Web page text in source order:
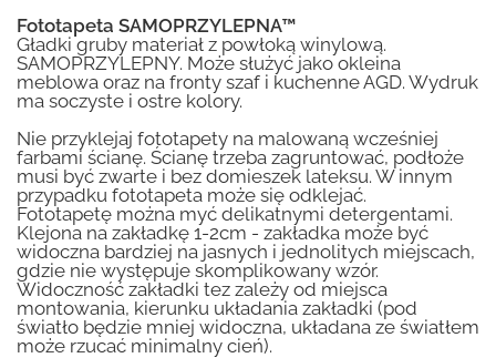
Fototapeta SAMOPRZYLEPNA™
Gładki gruby materiał z powłoką winylową.
SAMOPRZYLEPNY. Może służyć jako okleina
meblowa oraz na fronty szaf i kuchenne AGD. Wydruk
ma soczyste i ostre kolory.
Nie przyklejaj fototapety na malowaną wcześniej
farbami ścianę. Ścianę trzeba zagruntować, podłoże
musi być zwarte i bez domieszek lateksu. W innym
przypadku fototapeta może się odklejać.
Fototapetę można myć delikatnymi detergentami.
Klejona na zakładkę 1-2cm - zakładka może być
widoczna bardziej na jasnych i jednolitych miejscach,
gdzie nie występuje skomplikowany wzór.
Widoczność zakładki tez zależy od miejsca
montowania, kierunku układania zakładki (pod
światło będzie mniej widoczna, układana ze światłem
może rzucać minimalny cień).